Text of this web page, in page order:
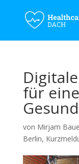
für
von Mirjam
Berlin,